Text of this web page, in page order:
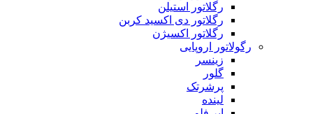
رگلاتور استیلن
رگلاتور دی اکسید کربن
رگلاتور اکسیژن
رگولاتور اروپایی
زینسر
گلور
پرشرتک
لینده